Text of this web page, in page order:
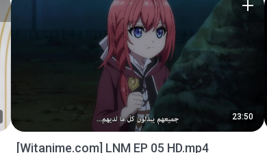
23:50
[Witanime.com] LNM EP 05 HD.mp4